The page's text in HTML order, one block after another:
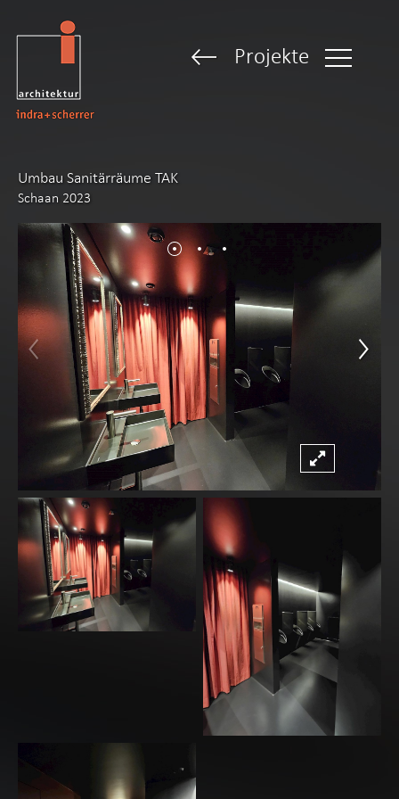
Projekte
Umbau Sanitärräume TAK
Schaan 2023